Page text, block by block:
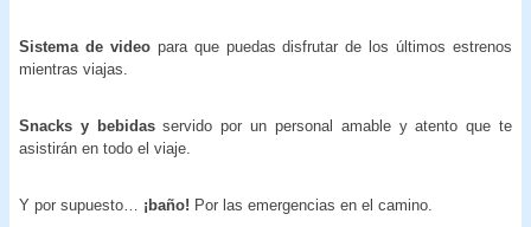
Sistema de video para que puedas disfrutar de los últimos estrenos
mientras viajas.
Snacks y bebidasservido por un personal amable y atento que te
asistirán en todo el viaje.
Y por supuesto… ¡baño! Por las emergencias en el camino.